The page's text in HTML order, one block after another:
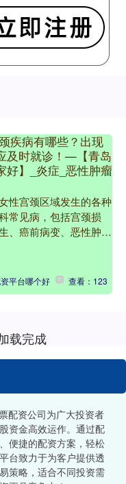
疾病有哪些？出现
及时就诊！—【青岛
好】_炎症_恶性肿瘤
性宫颈区域发生的各种
常见病，包括宫颈损
、癌前病变、恶性肿瘤
响女性身体健康，应引
病早预防、早....
平台哪个好 查看：123
载完成
配资公司为广大投资者
资金高效运作。通过配
便捷的配资方案，轻松
台致力于为客户提供透
策略，适合不同投资需